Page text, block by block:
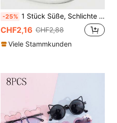
-25% 1 Stück Süße, Schlichte Und Modische Dinosaurier Brille Für Jungen, Geeignet Für Den Täglichen Gebrauch
CHF2,16 CHF2,88
Viele Stammkunden